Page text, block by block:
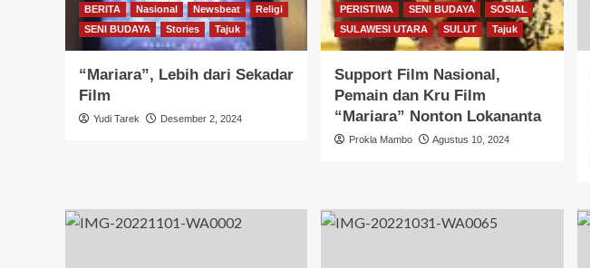
BERITA Nasional Newsbeat
Religi
SENI BUDAYA
Stories Tajuk
“Mariara”, Lebih dari Sekadar
Film
Yudi Tarek Desember 2, 2024
PERISTIWA
SENI BUDAYA
SOSIAL
SULAWESI UTARA
SULUT Tajuk
Support Film Nasional,
Pemain dan Kru Film
“Mariara” Nonton Lokananta
Prokla Mambo Agustus 10, 2024